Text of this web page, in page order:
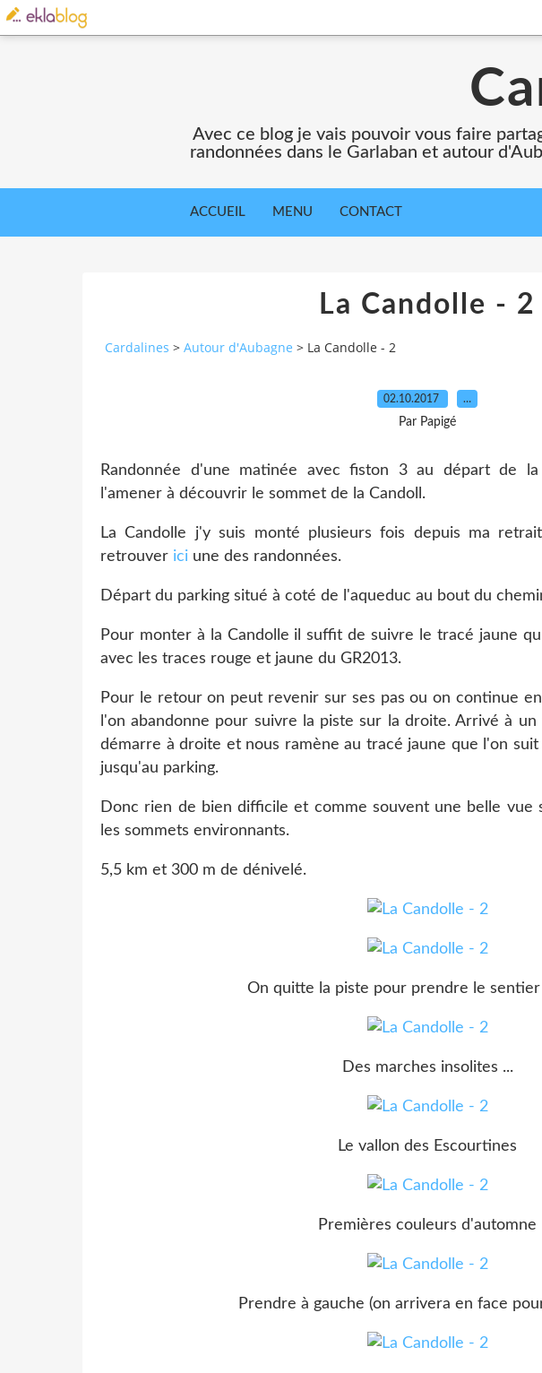
Avec ce blog je vais pouvoir vous faire
randonnées dans le Garlaban et autour
ACCUEIL MENU CONTACT
La Candolle - 2
Cardalines > Autour d'Aubagne > La Candolle - 2
02.10.2017 …
Par Papigé
Randonnée d'une matinée avec fiston 3 au départ de
l'amener à découvrir le sommet de la Candoll.
La Candolle j'y suis monté plusieurs fois depuis ma
retrouver ici une des randonnées.
Départ du parking situé à coté de l'aqueduc au bout du
Pour monter à la Candolle il suffit de suivre le tracé jaune
avec les traces rouge et jaune du GR2013.
Pour le retour on peut revenir sur ses pas ou on continue
l'on abandonne pour suivre la piste sur la droite. Arrivé à
démarre à droite et nous ramène au tracé jaune que l'on
jusqu'au parking.
Donc rien de bien difficile et comme souvent une belle vue
les sommets environnants.
5,5 km et 300 m de dénivelé.
On quitte la piste pour prendre le sentier
Des marches insolites ...
Le vallon des Escourtines
Premières couleurs d'automne
Prendre à gauche (on arrivera en face